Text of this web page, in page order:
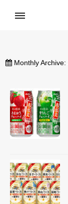
Monthly Archive: